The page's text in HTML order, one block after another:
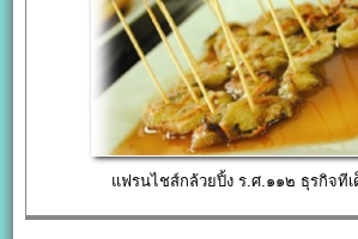
แฟรนไชส์กล้วยปิ้ง ร.ศ.๑๑๒ ธุรกิจที